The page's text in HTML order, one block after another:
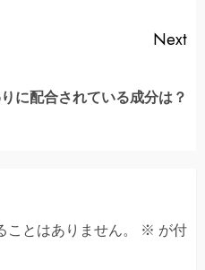
Next
に配合されている成分は？
とはありません。 ※ が付